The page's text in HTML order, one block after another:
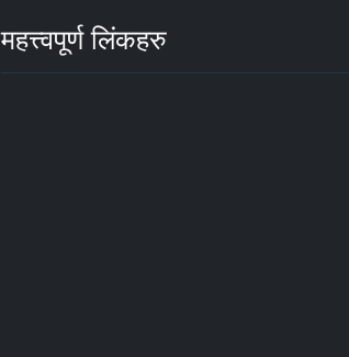
महत्त्वपूर्ण लिंकहरु